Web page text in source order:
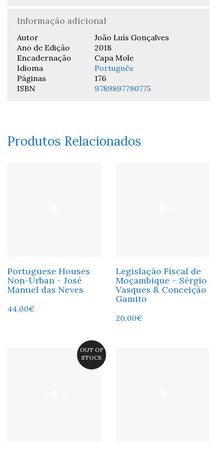
Informação adicional
Autor
João Luís Gonçalves
Ano de Edição
2018
Encadernação
Capa Mole
Idioma
Português
Páginas
176
ISBN
9789897790775
Produtos Relacionados
Portuguese Houses
Non-Urban – José
Manuel das Neves
44,00€
Legislação Fiscal de
Moçambique – Sérgio
Vasques & Conceição
Gamito
20,00€
OUT OF
STOCK